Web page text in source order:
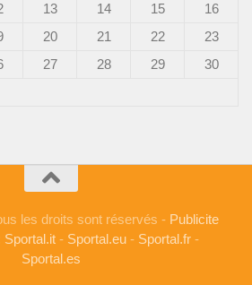
13 14 15
16
20 21 22
23
27 28 29
30
les droits sont réservés - Publicite
Sportal.it - Sportal.eu - Sportal.fr -
Sportal.es